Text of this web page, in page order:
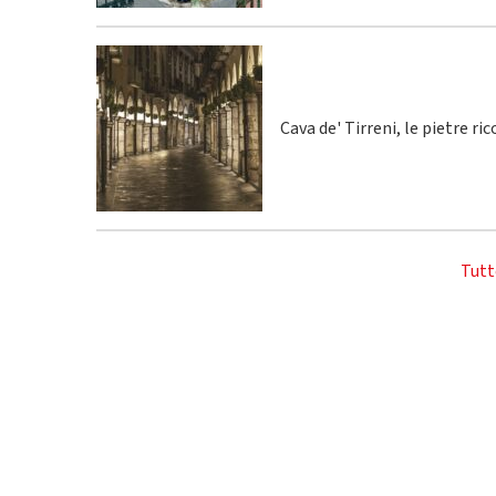
Cava de' Tirreni, le pietre